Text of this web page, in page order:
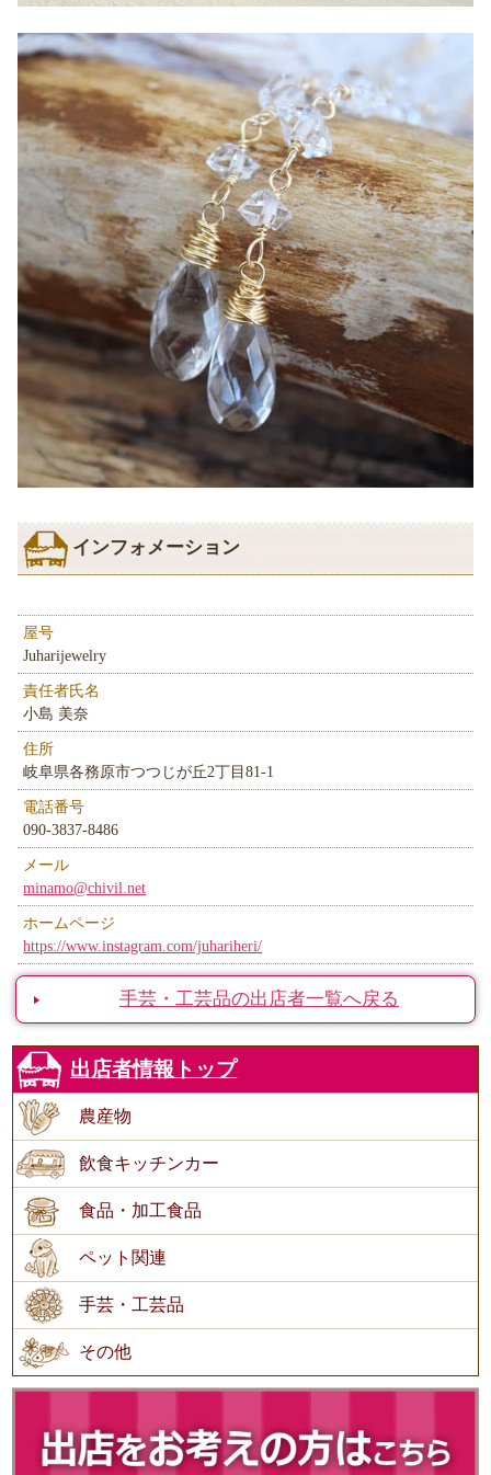
インフォメーション
屋号
Juharijewelry
責任者氏名
小島 美奈
住所
岐阜県各務原市つつじが丘2丁目81-1
電話番号
090-3837-8486
メール
minamo@chivil.net
ホームページ
https://www.instagram.com/juhariheri/
手芸・工芸品の出店者一覧へ戻る
出店者情報トップ
農産物
飲食キッチンカー
食品・加工食品
ペット関連
手芸・工芸品
その他